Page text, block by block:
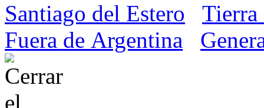
Santiago del Estero
Tierra
Fuera de Argentina